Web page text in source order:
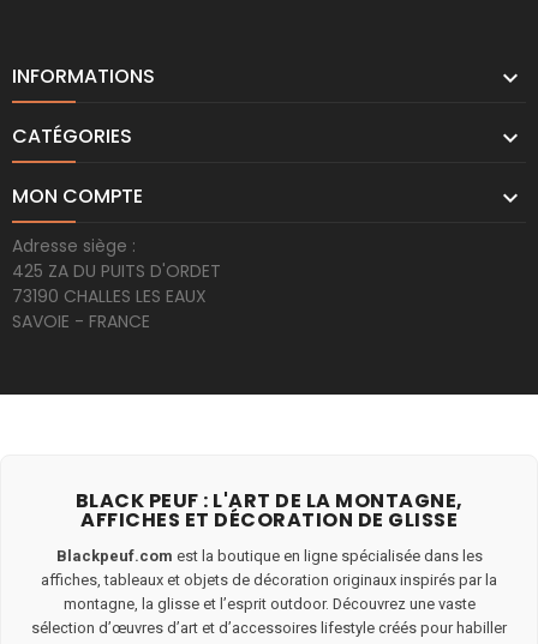
INFORMATIONS 
CATÉGORIES 
MON COMPTE 
Adresse siège :
425 ZA DU PUITS D'ORDET
73190 CHALLES LES EAUX
SAVOIE - FRANCE
BLACK PEUF : L'ART DE LA MONTAGNE,
AFFICHES ET DÉCORATION DE GLISSE
Blackpeuf.com est la boutique en ligne spécialisée dans les
affiches, tableaux et objets de décoration originaux inspirés par la
montagne, la glisse et l’esprit outdoor. Découvrez une vaste
sélection d’œuvres d’art et d’accessoires lifestyle créés pour habiller